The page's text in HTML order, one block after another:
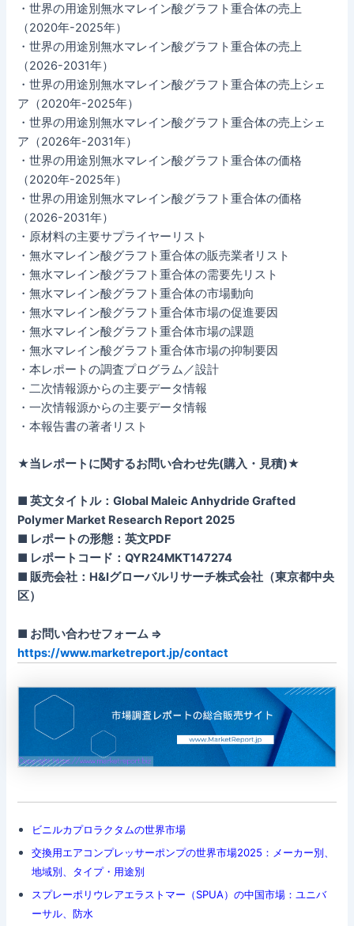
・世界の用途別無水マレイン酸グラフト重合体の売上
（2020年-2025年）
・世界の用途別無水マレイン酸グラフト重合体の売上
（2026-2031年）
・世界の用途別無水マレイン酸グラフト重合体の売上シェ
ア（2020年-2025年）
・世界の用途別無水マレイン酸グラフト重合体の売上シェ
ア（2026年-2031年）
・世界の用途別無水マレイン酸グラフト重合体の価格
（2020年-2025年）
・世界の用途別無水マレイン酸グラフト重合体の価格
（2026-2031年）
・原材料の主要サプライヤーリスト
・無水マレイン酸グラフト重合体の販売業者リスト
・無水マレイン酸グラフト重合体の需要先リスト
・無水マレイン酸グラフト重合体の市場動向
・無水マレイン酸グラフト重合体市場の促進要因
・無水マレイン酸グラフト重合体市場の課題
・無水マレイン酸グラフト重合体市場の抑制要因
・本レポートの調査プログラム／設計
・二次情報源からの主要データ情報
・一次情報源からの主要データ情報
・本報告書の著者リスト
★当レポートに関するお問い合わせ先(購入・見積)★
■ 英文タイトル：Global Maleic Anhydride Grafted
Polymer Market Research Report 2025
■ レポートの形態：英文PDF
■ レポートコード：QYR24MKT147274
■ 販売会社：H&Iグローバルリサーチ株式会社（東京都中央
区）
■ お問い合わせフォーム ⇒
https://www.marketreport.jp/contact
ビニルカプロラクタムの世界市場
交換用エアコンプレッサーポンプの世界市場2025：メーカー別、
地域別、タイプ・用途別
スプレーポリウレアエラストマー（SPUA）の中国市場：ユニバ
ーサル、防水